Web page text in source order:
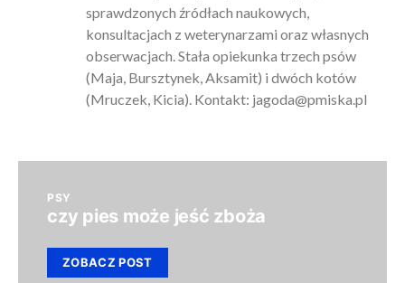
sprawdzonych źródłach naukowych,
konsultacjach z weterynarzami oraz własnych
obserwacjach. Stała opiekunka trzech psów
(Maja, Bursztynek, Aksamit) i dwóch kotów
(Mruczek, Kicia). Kontakt: jagoda@pmiska.pl
PSY
czy pies może jeść zboża
ZOBACZ POST